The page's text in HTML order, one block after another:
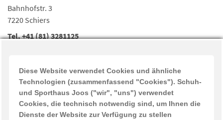
Bahnhofstr. 3
7220 Schiers
Tel.+41 (81) 3281125
Öffnungszeiten
Mo-Fr 08:30-12:00, 13:30-18:00
Sa 08:30-12:00, 13:30-16:00
Diese Website verwendet Cookies und ähnliche
Technologien (zusammenfassend "Cookies"). Schuh-
und Sporthaus Joos ("wir", "uns") verwendet
Cookies, die technisch notwendig sind, um Ihnen die
Dienste der Website zur Verfügung zu stellen